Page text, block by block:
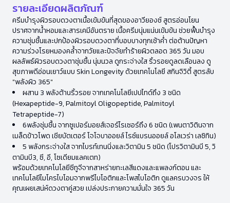
รายละเอียดผลิตภัณฑ์
ครีมบำรุงผิวรอบดวงตาเนื้อเข้มข้นที่สุดของอาวียองซ์ สูตรอ่อนโยน
ปราศจากน้ำหอมและสารเคมีอันตราย เนื้อครีมนุ่มแน่นเข้มข้น ช่วยฟื้นบำรุง
ความชุ่มชื้นและปกป้องผิวรอบดวงตาที่บอบบางทุกเช้าค่ำ ต่อต้านปัญหา
ความร่วงโรยหมองคล้ำจากวัยและปัจจัยทำร้ายผิวตลอด 365 วัน มอบ
ผลลัพธ์ผิวรอบดวงตาชุ่มชื้น นุ่มนวล ดูกระจ่างใส ริ้วรอยดูลดเลือนลง ดู
สุขภาพดีอ่อนเยาว์แบบ Skin Longevity ด้วยเทคโนโลยี สกินจิวิตี้ สูตรลับ
"พลังผิว 365"
ผสาน 3 พลังต้านริ้วรอย จากเทคโนโลยีเปปไทด์ถึง 3 ชนิด
(Hexapeptide-9, Palmitoyl Oligopeptide, Palmitoyl
Tetrapeptide-7)
6พลังชุ่มชื้น จากซูเปอร์มอยส์เจอร์ไรเซอร์ถึง 6 ชนิด (เพนตาวิตินจาก
เมล็ดข้าวโพด เชียบัตเตอร์ โจโจบาออยล์ ไรซ์แบรนออยล์ อโลเวร่า เลซิทิน)
5 พลังกระจ่างใส จากไบรท์เทนนิ่งและวิตามิน 5 ชนิด (โปรวิตามินบี 5, วิ
ตามินบี3, ซี, อี, โซเดียมแลคเตท)
พร้อมด้วยเทคโนโลยีซีทูจีจากสาหร่ายทะเลสีแดงและแพลงก์ตอน และ
เทคโนโลยีไมโครไบโอมจากพรีไบโอติกและโพสไบโอติก ดูแลครบวงจร ให้
คุณเผยเสน่ห์ดวงตาคู่สวย เปล่งประกายความมั่นใจ 365 วัน